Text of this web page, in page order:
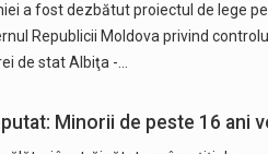
a fost dezbătut proiectul de lege
Republicii Moldova privind
de stat Albiţa -…
Minorii de peste 16 ani